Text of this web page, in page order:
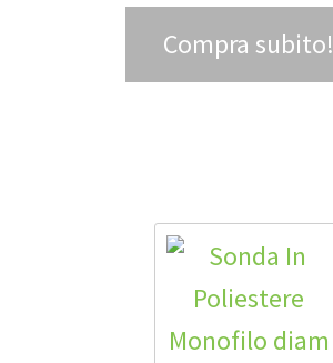
Compra subito!